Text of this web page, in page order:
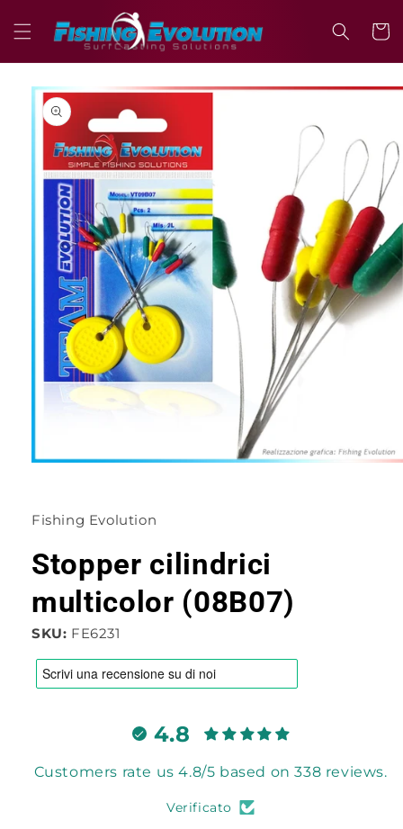
direttamente
ai contenuti
Passa alle
informazioni
sul prodotto
in
Fishing Evolution
Stopper cilindrici
multicolor (08B07)
SKU: FE6231
4.8
Customers rate us 4.8/5 based on 338 reviews.
Verificato